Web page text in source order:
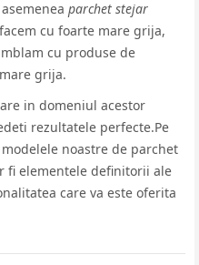
parchet stejar
cu foarte mare grija,
cu produse de
grija.
in domeniul acestor
rezultatele perfecte.Pe
noastre de parchet
fi elementele definitorii ale
care va este oferita